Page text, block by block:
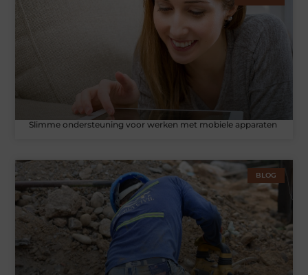
Slimme ondersteuning voor werken met mobiele apparaten
BLOG